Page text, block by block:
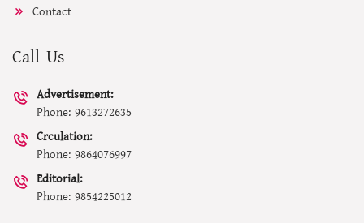
Contact
Call Us
Advertisement:
Phone: 9613272635
Crculation:
Phone: 9864076997
Editorial:
Phone: 9854225012